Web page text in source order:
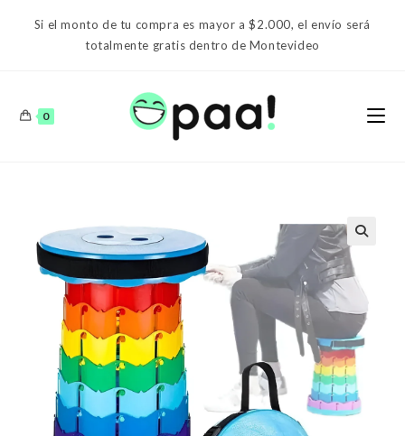
Si el monto de tu compra es mayor a $2.000, el envío será
totalmente gratis dentro de Montevideo
0